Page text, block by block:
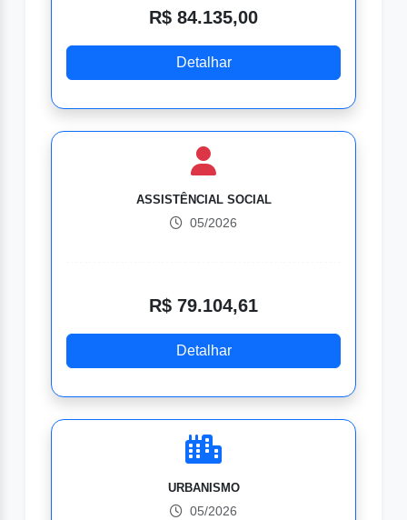
R$ 84.135,00
Detalhar
ASSISTÊNCIAL SOCIAL
05/2026
R$ 79.104,61
Detalhar
URBANISMO
05/2026